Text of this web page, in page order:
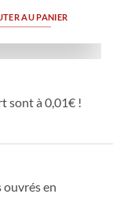
AU PANIER
sont à 0,01€ !
ouvrés en